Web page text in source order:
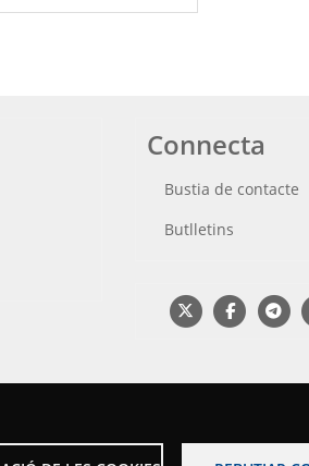
Connecta
Bustia de contacte
Butlletins